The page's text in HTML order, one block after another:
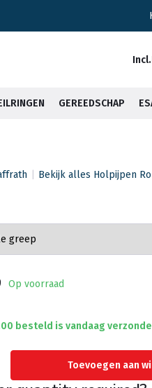
Gratis verzending <30kg
Incl.
GEREEDSCHAP
Bekijk alles Holpijpen
Op voorraad
besteld is vandaag
Toevoegen aan